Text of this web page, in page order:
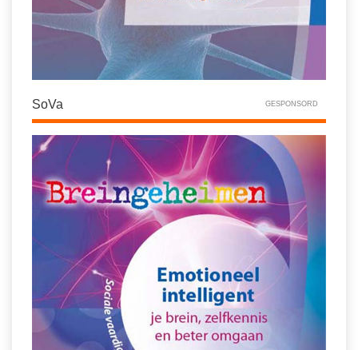
SoVa GESPONSORD